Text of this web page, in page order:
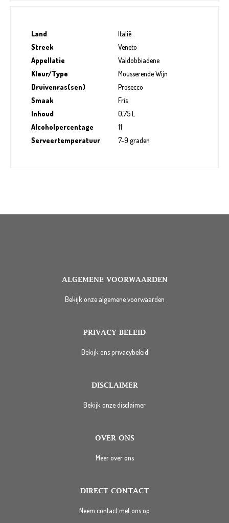
Land
Italië
Streek
Veneto
Appellatie
Valdobbiadene
Kleur/Type
Mousserende Wijn
Druivenras(sen)
Prosecco
Smaak
Fris
Inhoud
0,75 L
Alcoholpercentage
11
Serveertemperatuur
7-9 graden
ALGEMENE VOORWAARDEN
Bekijk onze algemene voorwaarden
PRIVACY BELEID
Bekijk ons privacybeleid
DISCLAIMER
Bekijk onze disclaimer
OVER ONS
Meer over ons
DIRECT CONTACT
Neem contact met ons op